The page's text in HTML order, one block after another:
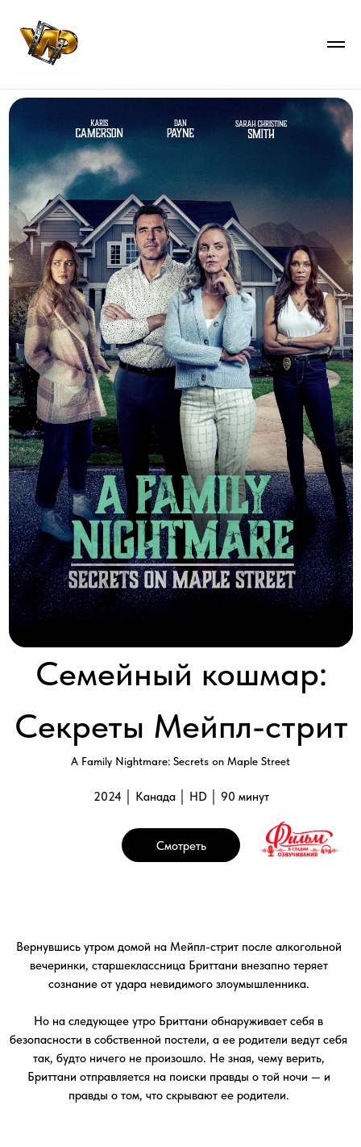
Семейный кошмар:
Секреты Мейпл-стрит
A Family Nightmare: Secrets on Maple Street
2024 │ Канада │ HD │ 90 минут
Смотреть
Галерея
Вернувшись утром домой на Мейпл-стрит после алкогольной
Но на следующее утро Бриттани обнаруживает себя в
так, будто ничего не произошло. Не зная, чему верить,
Бриттани отправляется на поиски правды о той ночи — и